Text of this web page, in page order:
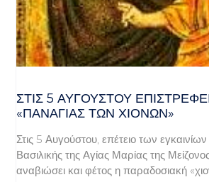
ΣΤΙΣ 5 ΑΥΓΟΎΣΤΟΥ
«ΠΑΝΑΓΊΑΣ ΤΩΝ ΧΙΌΝΩΝ»
Στις 5 Αυγούστου, επέτειο των
Βασιλικής της Αγίας Μαρίας της
αναβιώσει και φέτος η παραδοσιακή